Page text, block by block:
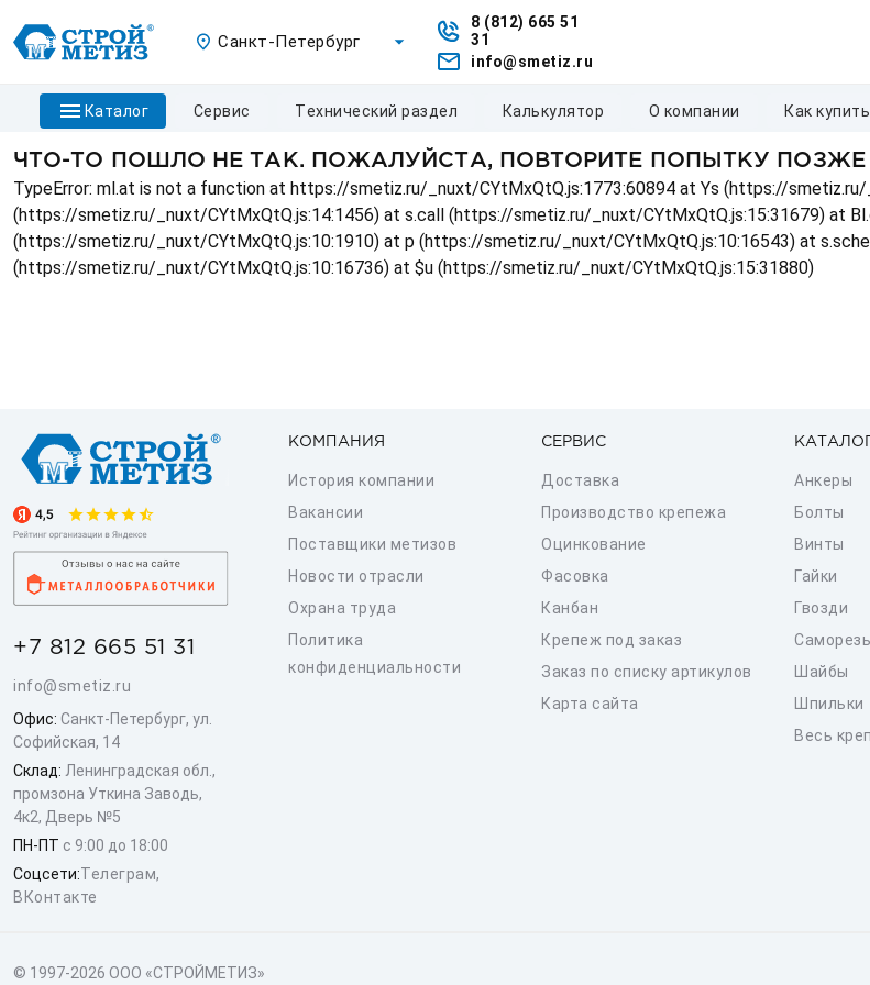
Санкт-Петербург
8 (812) 665 51
31
info@smetiz.ru
каталог сервис технический раздел калькулятор о компании как купить
ЧТО-ТО ПОШЛО НЕ ТАК. ПОЖАЛУЙСТА, ПОВТОРИТЕ ПОПЫТКУ ПОЗЖЕ
TypeError: ml.at is not a function at https://smetiz.ru/_nuxt/CYtMxQtQ.js:1773:60894 at Ys (https://
(https://smetiz.ru/_nuxt/CYtMxQtQ.js:14:1456) at s.call (https://smetiz.ru/_nuxt/CYtMxQtQ.js:15:31679) at
(https://smetiz.ru/_nuxt/CYtMxQtQ.js:10:1910) at p (https://smetiz.ru/_nuxt/CYtMxQtQ.js:10:16543) at
(https://smetiz.ru/_nuxt/CYtMxQtQ.js:10:16736) at $u (https://smetiz.ru/_nuxt/CYtMxQtQ.js:15:31880)
+7 812 665 51 31
info@smetiz.ru
Офис: Санкт-Петербург, ул.
Софийская, 14
Склад: Ленинградская обл.,
промзона Уткина Заводь,
4к2, Дверь №5
ПН-ПТ с 9:00 до 18:00
Соцсети:Телеграм,
ВКонтакте
КОМПАНИЯ
История компании
Вакансии
Поставщики метизов
Новости отрасли
Охрана труда
Политика
конфиденциальности
СЕРВИС
Доставка
Производство крепежа
Оцинкование
Фасовка
Канбан
Крепеж под заказ
Заказ по списку артикулов
Карта сайта
КАТАЛОГ
Анкеры
Болты
Винты
Гайки
Гвозди
Шайбы
Шпильки
Весь
© 1997-2026 ООО «СТРОЙМЕТИЗ»